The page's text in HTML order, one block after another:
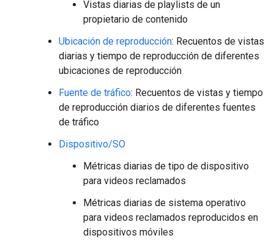
Vistas diarias de playlists de un
propietario de contenido
Ubicación de reproducción: Recuentos de vistas
diarias y tiempo de reproducción de diferentes
ubicaciones de reproducción
Fuente de tráfico: Recuentos de vistas y tiempo
de reproducción diarios de diferentes fuentes
de tráfico
Dispositivo/SO
Métricas diarias de tipo de dispositivo
para videos reclamados
Métricas diarias de sistema operativo
para videos reclamados reproducidos en
dispositivos móviles